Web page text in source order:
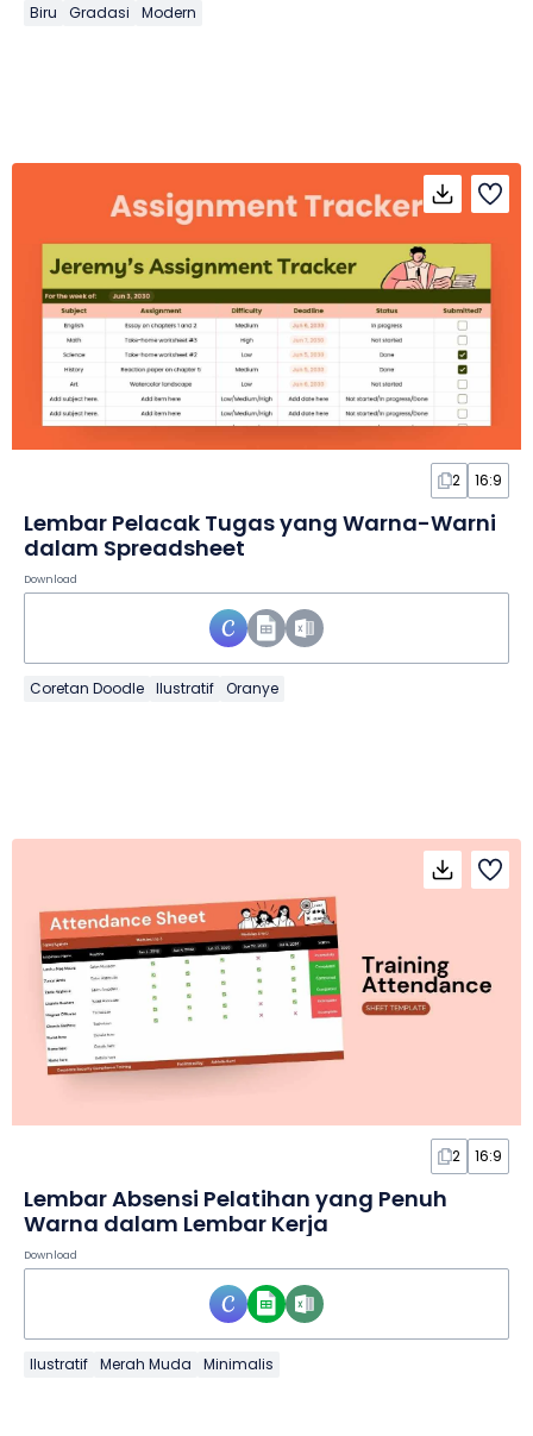
Biru Gradasi Modern
2 16:9
Lembar Pelacak Tugas yang Warna-Warni
dalam Spreadsheet
Download
Coretan Doodle Ilustratif Oranye
2 16:9
Lembar Absensi Pelatihan yang Penuh
Warna dalam Lembar Kerja
Download
Ilustratif Merah Muda Minimalis